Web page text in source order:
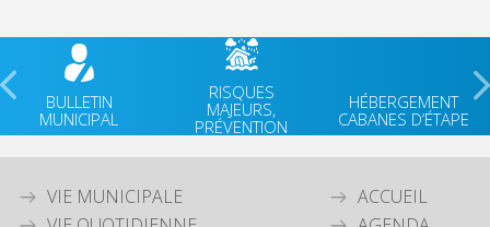
BULLETIN
MUNICIPAL
RISQUES
MAJEURS,
PRÉVENTION
HÉBERGEMENT
CABANES D’ÉTAPE
VIE MUNICIPALE
ACCUEIL